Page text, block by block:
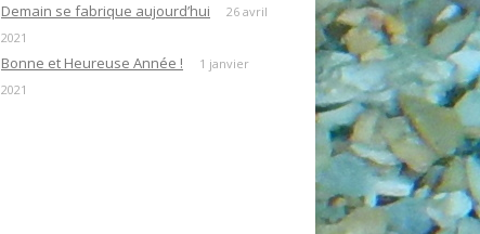
Demain se fabrique aujourd’hui
26 avril
2021
Bonne et Heureuse Année !
1 janvier
2021